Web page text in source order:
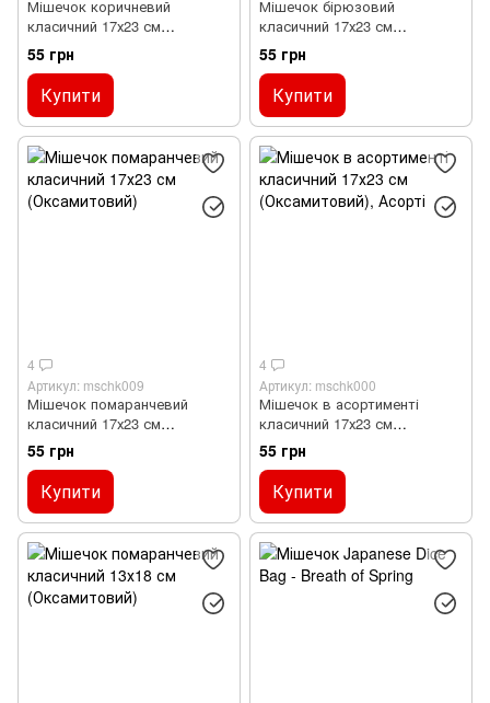
Мішечок коричневий
класичний 17х23 см
(Оксамитовий)
55 грн
Купити
Мішечок бірюзовий
класичний 17х23 см
(Оксамитовий)
55 грн
Купити
4
Артикул: mschk009
Мішечок помаранчевий
класичний 17х23 см
(Оксамитовий)
55 грн
Купити
4
Артикул: mschk000
Мішечок в асортименті
класичний 17х23 см
(Оксамитовий), Асорті
55 грн
Купити